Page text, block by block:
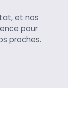
et nos
pour
proches.